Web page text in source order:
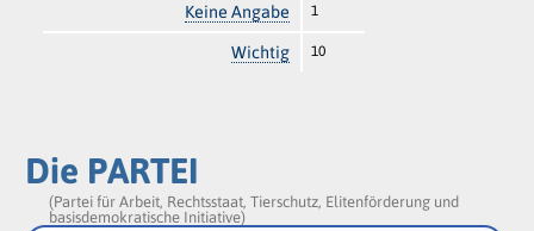
Keine Angabe 1
Wichtig 10
Die PARTEI
(Partei für Arbeit, Rechtsstaat, Tierschutz, Elitenförderung und
basisdemokratische Initiative)